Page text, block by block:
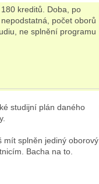
kreditů. Doba, po
počet oborů
ne splnění programu
studijní plán daného
mít splněn jediný oborový
Bacha na to.